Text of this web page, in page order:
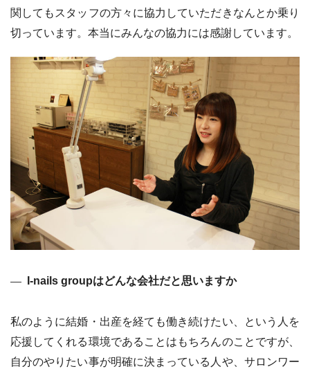
関してもスタッフの方々に協力していただきなんとか乗り
切っています。本当にみんなの協力には感謝しています。
I-nails groupはどんな会社だと思いますか
私のように結婚・出産を経ても働き続けたい、という人を
応援してくれる環境であることはもちろんのことですが、
自分のやりたい事が明確に決まっている人や、サロンワー